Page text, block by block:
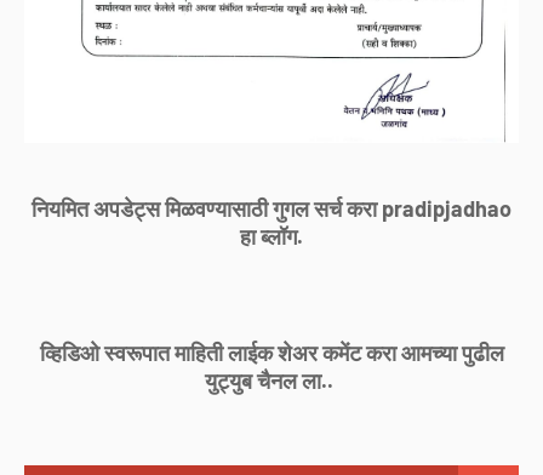
नियमित अपडेट्स मिळवण्यासाठी गुगल सर्च करा pradipjadhao
हा ब्लॉग.
व्हिडिओ स्वरूपात माहिती लाईक शेअर कमेंट करा आमच्या पुढील
युट्युब चैनल ला..